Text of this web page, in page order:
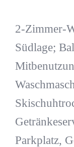
2-Zimmer-
Südlage;
Parkplatz,